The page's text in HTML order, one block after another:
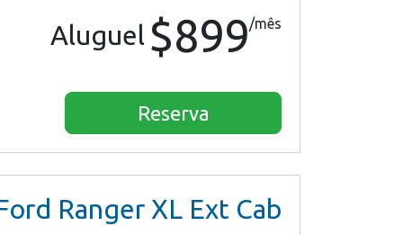
Aluguel $899/mês
Reserva
Ranger XL Ext Cab